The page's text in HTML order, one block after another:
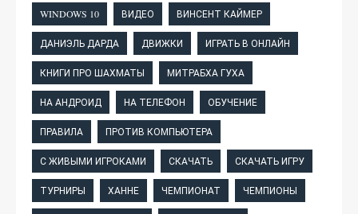
WINDOWS 10 ВИДЕО ВИНСЕНТ КАЙМЕР
ДАНИЭЛЬ ДАРДА ДВИЖКИ ИГРАТЬ В ОНЛАЙН
КНИГИ ПРО ШАХМАТЫ МИТРАБХА ГУХА
НА АНДРОИД НА ТЕЛЕФОН ОБУЧЕНИЕ
ПРАВИЛА ПРОТИВ КОМПЬЮТЕРА
С ЖИВЫМИ ИГРОКАМИ СКАЧАТЬ СКАЧАТЬ ИГРУ
ТУРНИРЫ ХАННЕ ЧЕМПИОНАТ ЧЕМПИОНЫ